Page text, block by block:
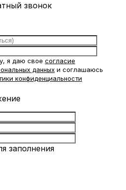
звонок
я даю свое согласие
данных и соглашаюсь
конфиденциальности
заполнения